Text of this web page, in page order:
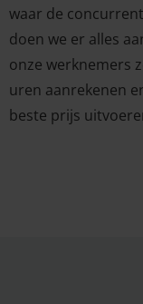
waar de
doen we er alles
onze werknemers
uren aanrekenen
beste prijs